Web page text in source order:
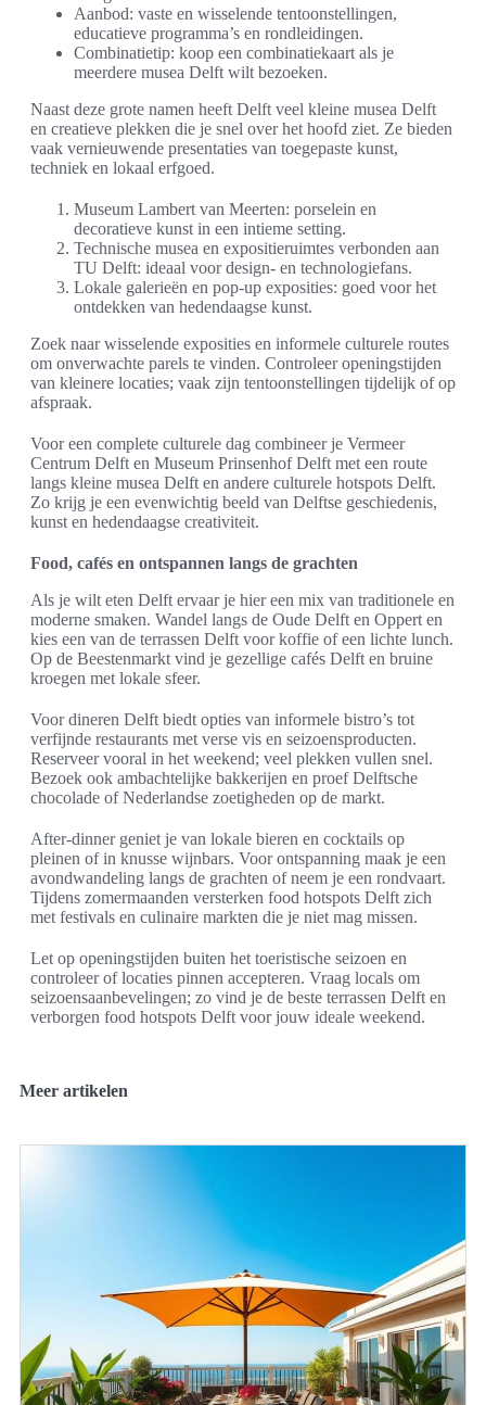
Aanbod: vaste en wisselende tentoonstellingen,
educatieve programma’s en rondleidingen.
Combinatietip: koop een combinatiekaart als je
meerdere musea Delft wilt bezoeken.
Naast deze grote namen heeft Delft veel kleine musea Delft
en creatieve plekken die je snel over het hoofd ziet. Ze bieden
vaak vernieuwende presentaties van toegepaste kunst,
techniek en lokaal erfgoed.
Museum Lambert van Meerten: porselein en
decoratieve kunst in een intieme setting.
Technische musea en expositieruimtes verbonden aan
TU Delft: ideaal voor design- en technologiefans.
Lokale galerieën en pop-up exposities: goed voor het
ontdekken van hedendaagse kunst.
Zoek naar wisselende exposities en informele culturele routes
om onverwachte parels te vinden. Controleer openingstijden
van kleinere locaties; vaak zijn tentoonstellingen tijdelijk of op
afspraak.
Voor een complete culturele dag combineer je Vermeer
Centrum Delft en Museum Prinsenhof Delft met een route
langs kleine musea Delft en andere culturele hotspots Delft.
Zo krijg je een evenwichtig beeld van Delftse geschiedenis,
kunst en hedendaagse creativiteit.
Food, cafés en ontspannen langs de grachten
Als je wilt eten Delft ervaar je hier een mix van traditionele en
moderne smaken. Wandel langs de Oude Delft en Oppert en
kies een van de terrassen Delft voor koffie of een lichte lunch.
Op de Beestenmarkt vind je gezellige cafés Delft en bruine
kroegen met lokale sfeer.
Voor dineren Delft biedt opties van informele bistro’s tot
verfijnde restaurants met verse vis en seizoensproducten.
Reserveer vooral in het weekend; veel plekken vullen snel.
Bezoek ook ambachtelijke bakkerijen en proef Delftsche
chocolade of Nederlandse zoetigheden op de markt.
After-dinner geniet je van lokale bieren en cocktails op
pleinen of in knusse wijnbars. Voor ontspanning maak je een
avondwandeling langs de grachten of neem je een rondvaart.
Tijdens zomermaanden versterken food hotspots Delft zich
met festivals en culinaire markten die je niet mag missen.
Let op openingstijden buiten het toeristische seizoen en
controleer of locaties pinnen accepteren. Vraag locals om
seizoensaanbevelingen; zo vind je de beste terrassen Delft en
verborgen food hotspots Delft voor jouw ideale weekend.
Meer artikelen